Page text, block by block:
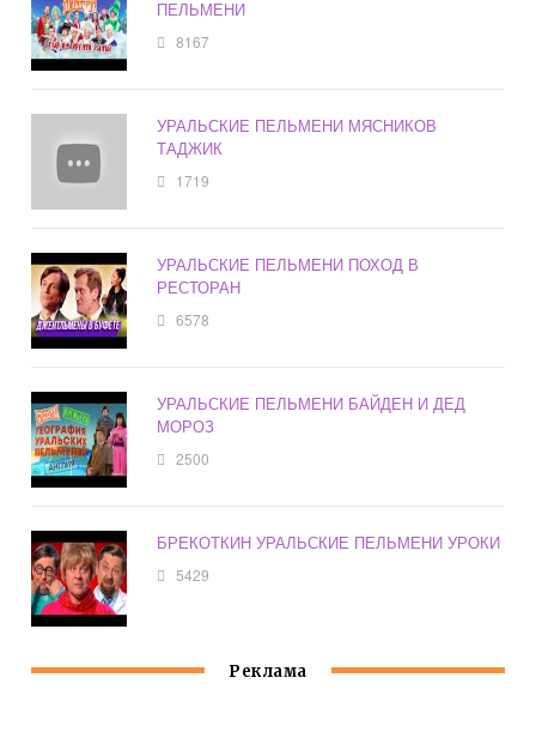
ПЕЛЬМЕНИ
8167
УРАЛЬСКИЕ ПЕЛЬМЕНИ МЯСНИКОВ
ТАДЖИК
1719
УРАЛЬСКИЕ ПЕЛЬМЕНИ ПОХОД В
РЕСТОРАН
6578
УРАЛЬСКИЕ ПЕЛЬМЕНИ БАЙДЕН И ДЕД
МОРОЗ
2500
БРЕКОТКИН УРАЛЬСКИЕ ПЕЛЬМЕНИ УРОКИ
5429
Реклама